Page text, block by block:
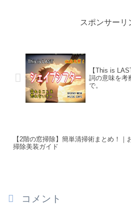
スポンサーリ
【This is
詞の意味を考
で。
【2階の窓掃除】簡単清掃術まとめ！｜
掃除美装ガイド
コメント